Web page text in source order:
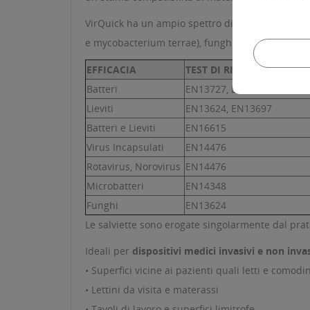
VirQuick ha un ampio spettro di azione su
e mycobacterium terrae), funghi e lieviti. Il
EFFICACIA TEST DI RIFERIMENTO
Batteri
EN13727, EN14561,
Lieviti
EN13624, EN13697
Batteri e Lieviti
EN16615
Virus Incapsulati
EN14476
Rotavirus, Norovirus EN14476
Microbatteri
EN14348
Funghi
EN13624
Le salviette sono erogate singolarmente dal
Ideali per dispositivi medici invasivi e non
• Superfici vicine ai pazienti quali letti e
• Lettini da visita e materassi